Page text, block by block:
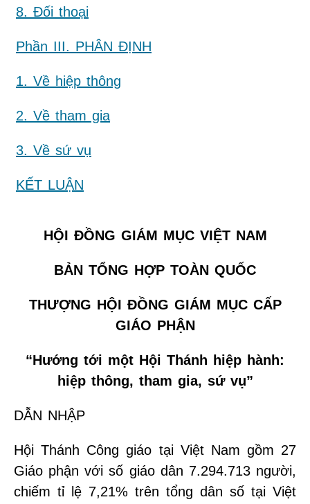
8. Đối thoại
Phần III. PHÂN ĐỊNH
1. Về hiệp thông
2. Về tham gia
3. Về sứ vụ
KẾT LUẬN
HỘI ĐỒNG GIÁM MỤC VIỆT NAM
BẢN TỔNG HỢP TOÀN QUỐC
THƯỢNG HỘI ĐỒNG GIÁM MỤC CẤP
GIÁO PHẬN
“Hướng tới một Hội Thánh hiệp hành:
hiệp thông, tham gia, sứ vụ”
DẪN NHẬP
Hội Thánh Công giáo tại Việt Nam gồm 27
Giáo phận với số giáo dân 7.294.713 người,
chiếm tỉ lệ 7,21% trên tổng dân số tại Việt